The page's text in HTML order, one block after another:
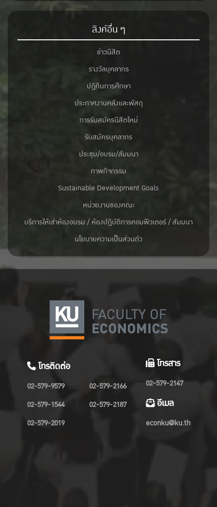
ลิงค์อื่น ๆ
ข่าวนิสิต
รางวัลบุคลากร
ปฎิทินการศึกษา
ประกาศงานคลังและพัสดุ
การรับสมัครนิสิตใหม่
รับสมัครบุคลากร
ประชุม/อบรม/สัมมนา
ภาพกิจกรรม
Sustainable Development Goals
หน่วยงานของคณะ
บริการให้เช่าห้องอบรม / ห้องปฏิบัติการคอมพิวเตอร์ / สัมมนา
นโยบายความเป็นส่วนตัว
โทรติดต่อ
02-579-9579
02-579-1544
02-579-2019
02-579-2166
02-579-2187
โทรสาร
02-579-2147
อีเมล
econku@ku.th